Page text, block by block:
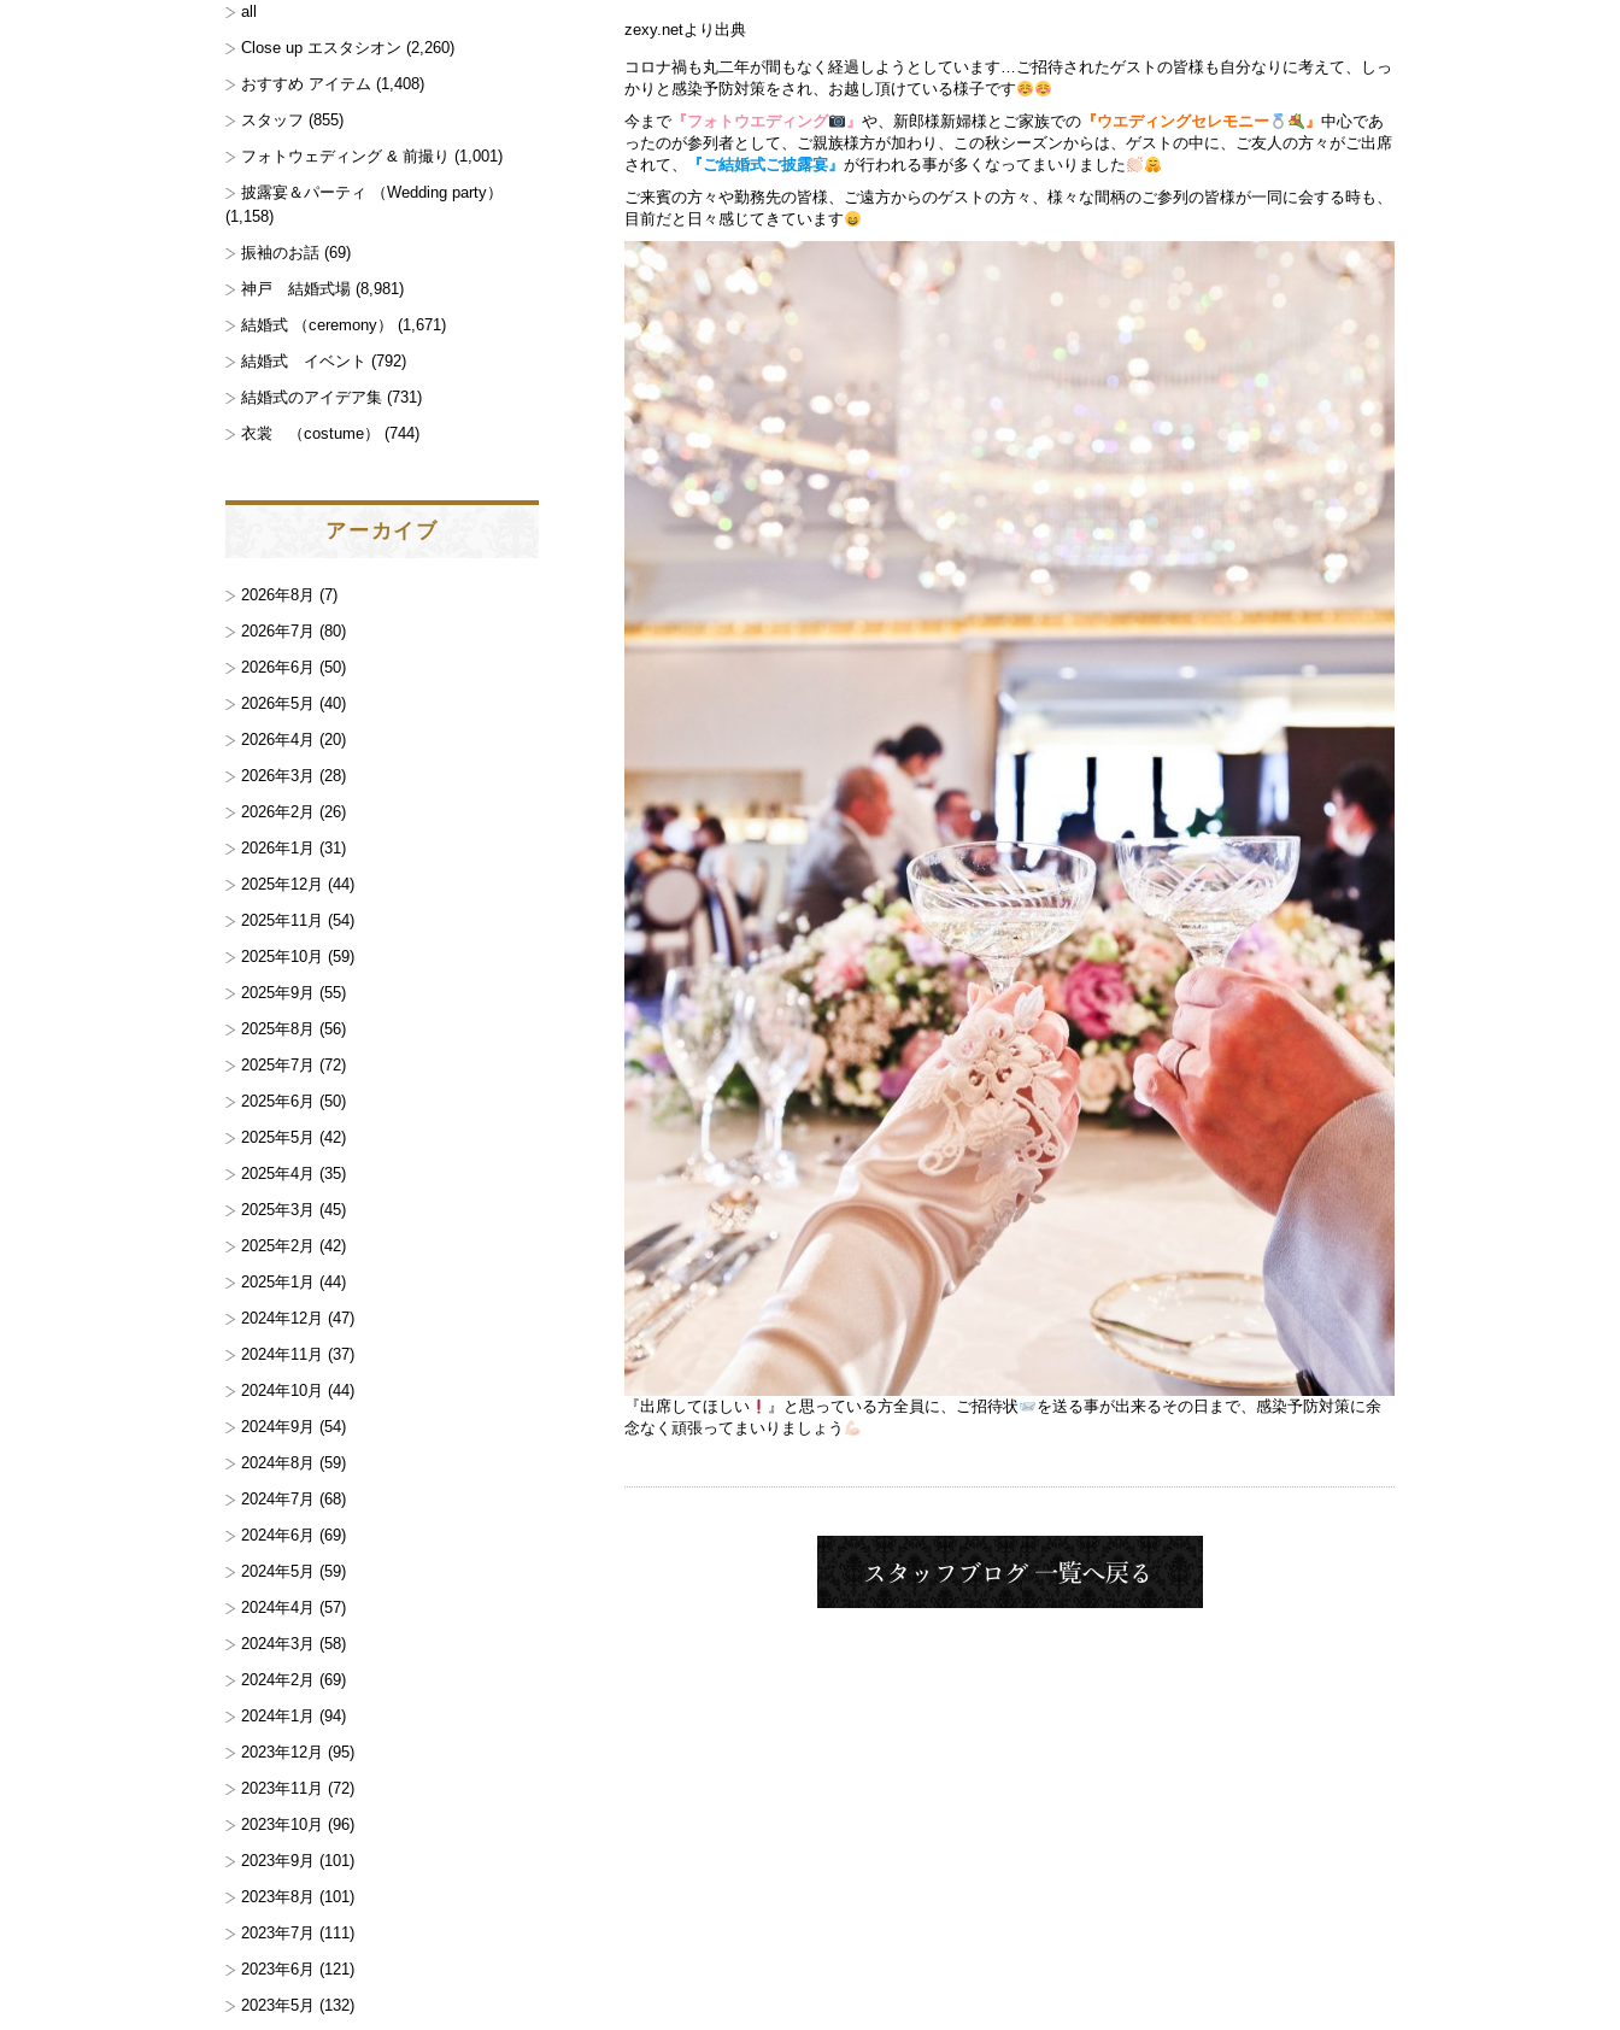
zexy.netより出典
コロナ禍も丸二年が間もなく経過しようとしています…ご招待されたゲストの皆様も自分なりに考えて、しっ
かりと感染予防対策をされ、お越し頂けている様子です
今まで 『フォトウエディング 』や、新郎様新婦様とご家族での 『ウエディングセレモニー 』 中心であ
ったのが参列者として、ご親族様方が加わり、この秋シーズンからは、ゲストの中に、ご友人の方々がご出席
されて、
『ご結婚式ご披露宴』が行われる事が多くなってまいりました
ご来賓の方々や勤務先の皆様、ご遠方からのゲストの方々、様々な間柄のご参列の皆様が一同に会する時も、
目前だと日々感じてきています
『出席してほしい 』と思っている方全員に、ご招待状
を送る事が出来るその日まで、感染予防対策に余
念なく頑張ってまいりましょう
all
Close up エスタシオン (2,260)
おすすめ アイテム (1,408)
スタッフ (855)
フォトウェディング & 前撮り (1,001)
披露宴＆パーティ （Wedding party）
(1,158)
振袖のお話 (69)
神戸 結婚式場 (8,981)
結婚式 （ceremony）
(1,671)
結婚式 イベント (792)
結婚式のアイデア集 (731)
衣裳 （costume）
(744)
アーカイブ
2026年8月 (7)
2026年7月 (80)
2026年6月 (50)
2026年5月 (40)
2026年4月 (20)
2026年3月 (28)
2026年2月 (26)
2026年1月 (31)
2025年12月 (44)
2025年11月 (54)
2025年10月 (59)
2025年9月 (55)
2025年8月 (56)
2025年7月 (72)
2025年6月 (50)
2025年5月 (42)
2025年4月 (35)
2025年3月 (45)
2025年2月 (42)
2025年1月 (44)
2024年12月 (47)
2024年11月 (37)
2024年10月 (44)
2024年9月 (54)
2024年8月 (59)
2024年7月 (68)
2024年6月 (69)
2024年5月 (59)
2024年4月 (57)
2024年3月 (58)
2024年2月 (69)
2024年1月 (94)
2023年12月 (95)
2023年11月 (72)
2023年10月 (96)
2023年9月 (101)
2023年8月 (101)
2023年7月 (111)
2023年6月 (121)
2023年5月 (132)